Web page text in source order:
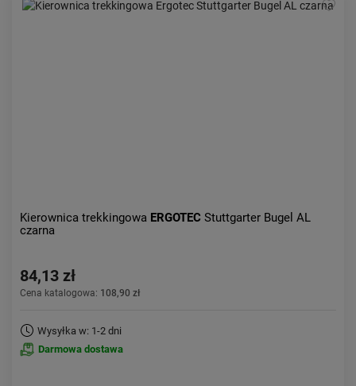
Kierownica trekkingowa ERGOTEC Stuttgarter Bugel AL
czarna
84,13 zł
Cena katalogowa: 108,90 zł
Wysyłka w: 1-2 dni
Darmowa dostawa